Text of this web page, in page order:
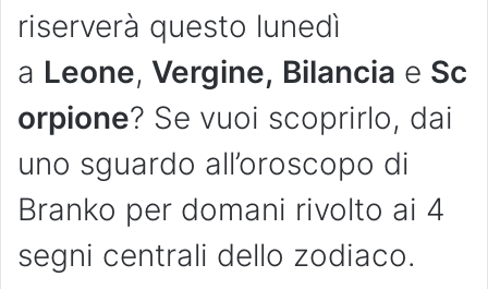
riserverà questo lunedì
a Leone, Vergine, Bilancia e Sc
orpione? Se vuoi scoprirlo, dai
uno sguardo all’oroscopo di
Branko per domani rivolto ai 4
segni centrali dello zodiaco.